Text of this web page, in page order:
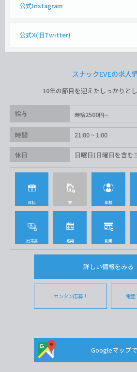
公式Instagram
公式X(旧Twitter)
スナックEVEの求人
10年の節目を迎えたしっかりと
給与 時給2500円
時間 21:00 ~ 1:00
休日 日曜日(日曜日を含む
日払 寮 体験
出来高 短期 副業
詳しい情報をみる
カンタン応募！ 電
Googleマップ